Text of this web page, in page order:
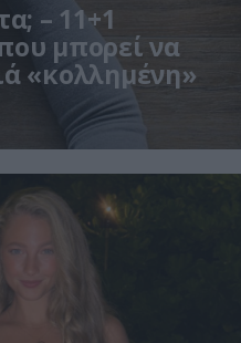
– 11+1
μπορεί να
«κολλημένη»